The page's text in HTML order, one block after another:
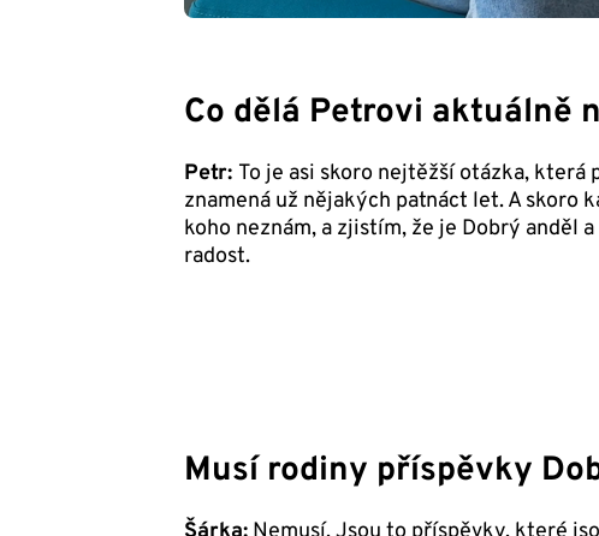
Co dělá Petrovi aktuálně
Petr: To je asi skoro nejtěžší otázka, která
znamená už nějakých patnáct let. A skoro
koho neznám, a zjistím, že je Dobrý anděl
radost.
Musí rodiny příspěvky